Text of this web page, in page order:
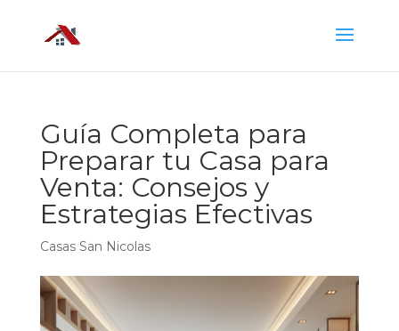
Guía Completa para
Preparar tu Casa para
Venta: Consejos y
Estrategias Efectivas
Casas San Nicolas